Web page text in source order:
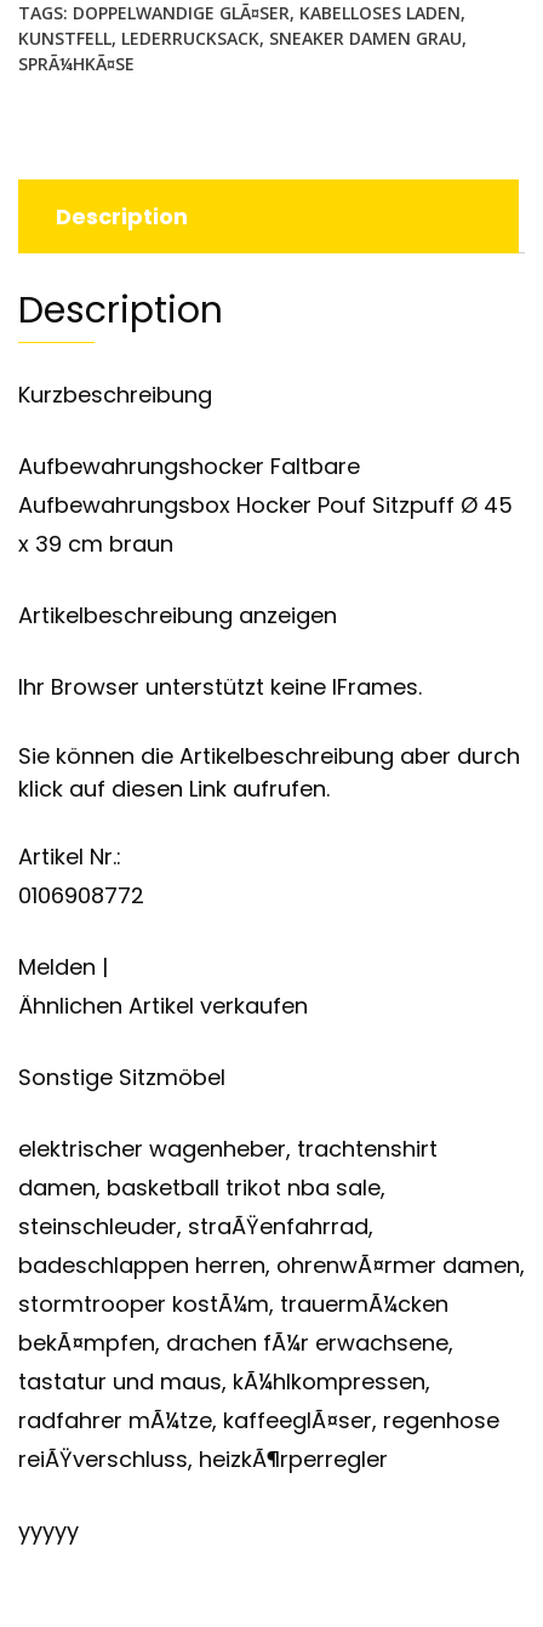
TAGS: DOPPELWANDIGE GLÃ¤SER, KABELLOSES LADEN,
KUNSTFELL, LEDERRUCKSACK, SNEAKER DAMEN GRAU,
SPRÃ¼HKÃ¤SE
Description
Description
Kurzbeschreibung
Aufbewahrungshocker Faltbare
Aufbewahrungsbox Hocker Pouf Sitzpuff Ø 45
x 39 cm braun
Artikelbeschreibung anzeigen
Ihr Browser unterstützt keine IFrames.
Sie können die Artikelbeschreibung aber durch
klick auf diesen Link aufrufen.
Artikel Nr.:
0106908772
Melden |
Ähnlichen Artikel verkaufen
Sonstige Sitzmöbel
elektrischer wagenheber, trachtenshirt
damen, basketball trikot nba sale,
steinschleuder, straÃŸenfahrrad,
badeschlappen herren, ohrenwÃ¤rmer damen,
stormtrooper kostÃ¼m, trauermÃ¼cken
bekÃ¤mpfen, drachen fÃ¼r erwachsene,
tastatur und maus, kÃ¼hlkompressen,
radfahrer mÃ¼tze, kaffeeglÃ¤ser, regenhose
reiÃŸverschluss, heizkÃ¶rperregler
yyyyy